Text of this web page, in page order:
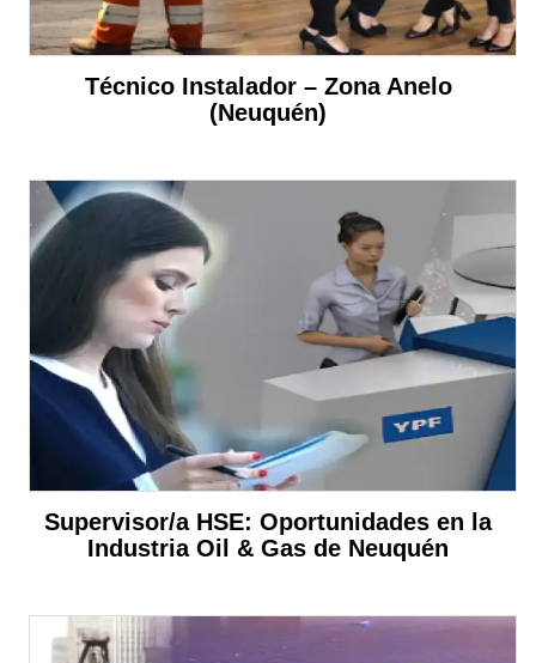
Técnico Instalador – Zona Anelo
(Neuquén)
Supervisor/a HSE: Oportunidades en la
Industria Oil & Gas de Neuquén